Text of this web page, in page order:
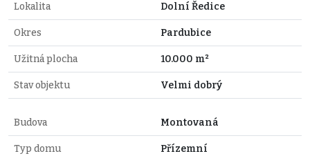
Lokalita Dolní Ředice
Okres Pardubice
Užitná plocha 10.000 m²
Stav objektu Velmi dobrý
Budova Montovaná
Typ domu Přízemní